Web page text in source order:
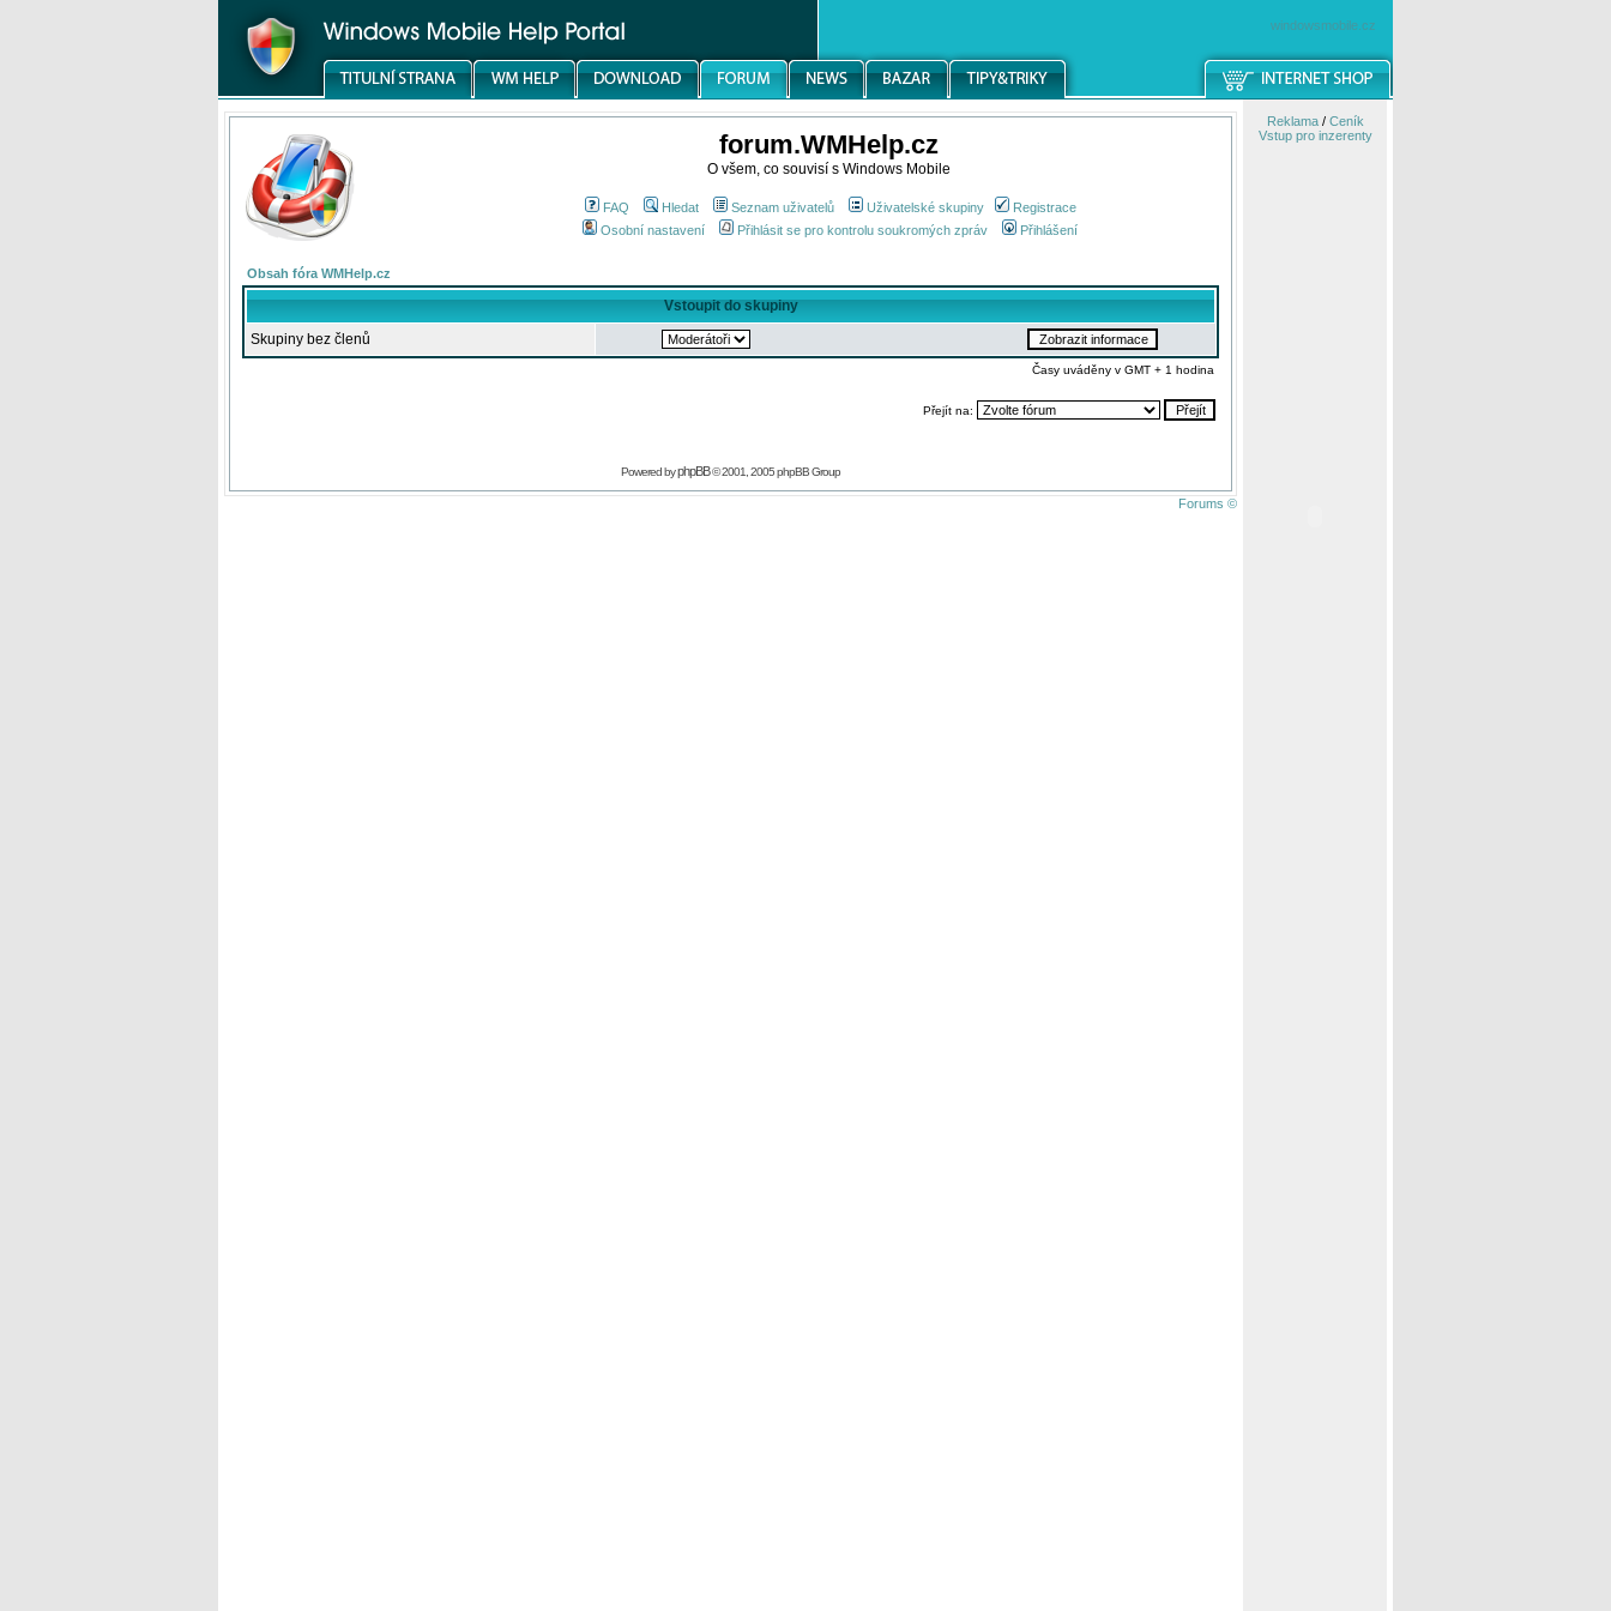
windowsmobile.cz
forum.WMHelp.cz
O všem, co souvisí s Windows Mobile
FAQ Hledat Seznam uživatelů Uživatelské skupiny
Registrace
Osobní nastavení
Přihlásit se pro kontrolu soukromých zpráv Přihlášení
Obsah fóra WMHelp.cz
Vstoupit do skupiny
Skupiny bez členů
Časy uváděny v GMT + 1 hodina
Přejít na:
Powered byphpBB© 2001, 2005 phpBB Group
Forums ©
Reklama/ Ceník
Vstup pro inzerenty